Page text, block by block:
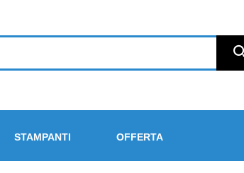
STAMPANTI OFFERTA